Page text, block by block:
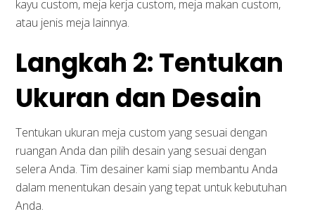
kayu custom, meja kerja custom, meja makan custom,
atau jenis meja lainnya.
Langkah 2: Tentukan
Ukuran dan Desain
Tentukan ukuran meja custom yang sesuai dengan
ruangan Anda dan pilih desain yang sesuai dengan
selera Anda. Tim desainer kami siap membantu Anda
dalam menentukan desain yang tepat untuk kebutuhan
Anda.